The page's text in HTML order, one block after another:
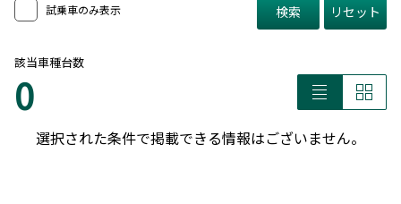
試乗車のみ表示 検索 リセット
該当車種台数
0
選択された条件で掲載できる情報はございません。